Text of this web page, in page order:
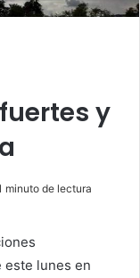
y
minuto de lectura
este lunes en